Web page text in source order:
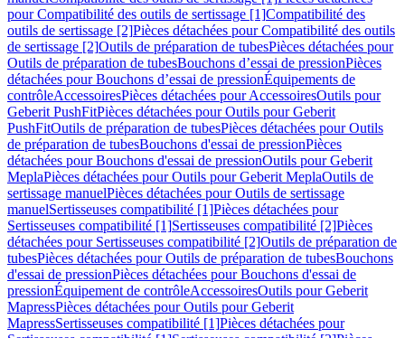
pour Compatibilité des outils de sertissage [1]Compatibilité des
outils de sertissage [2]Pièces détachées pour Compatibilité des outils
de sertissage [2]Outils de préparation de tubesPièces détachées pour
Outils de préparation de tubesBouchons d’essai de pressionPièces
détachées pour Bouchons d’essai de pressionÉquipements de
contrôleAccessoiresPièces détachées pour AccessoiresOutils pour
Geberit PushFitPièces détachées pour Outils pour Geberit
PushFitOutils de préparation de tubesPièces détachées pour Outils
de préparation de tubesBouchons d'essai de pressionPièces
détachées pour Bouchons d'essai de pressionOutils pour Geberit
MeplaPièces détachées pour Outils pour Geberit MeplaOutils de
sertissage manuelPièces détachées pour Outils de sertissage
manuelSertisseuses compatibilité [1]Pièces détachées pour
Sertisseuses compatibilité [1]Sertisseuses compatibilité [2]Pièces
détachées pour Sertisseuses compatibilité [2]Outils de préparation de
tubesPièces détachées pour Outils de préparation de tubesBouchons
d'essai de pressionPièces détachées pour Bouchons d'essai de
pressionÉquipement de contrôleAccessoiresOutils pour Geberit
MapressPièces détachées pour Outils pour Geberit
MapressSertisseuses compatibilité [1]Pièces détachées pour